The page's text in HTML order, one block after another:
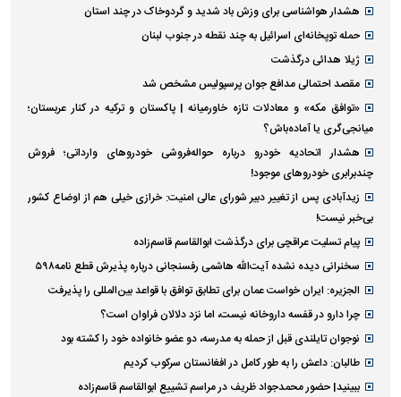
هشدار هواشناسی برای وزش باد شدید و گردوخاک در چند استان
حمله توپخانه‌ای اسرائیل به چند نقطه در جنوب لبنان
ژیلا هدائی درگذشت
مقصد احتمالی مدافع جوان پرسپولیس مشخص شد
«توافق مکه» و معادلات تازه خاورمیانه | پاکستان و ترکیه در کنار عربستان؛
میانجی‌گری یا آماده‌باش؟
هشدار اتحادیه خودرو درباره حواله‌فروشی خودروهای وارداتی‌؛ فروش
چندبرابری خودروهای موجود!
زیدآبادی پس از تغییر دبیر شورای عالی امنیت: خرازی خیلی هم از اوضاع کشور
بی‌خبر نیست!
پیام تسلیت عراقچی برای درگذشت ابوالقاسم قاسم‌زاده
سخنرانی دیده نشده آیت‌الله هاشمی رفسنجانی درباره پذیرش قطع نامه۵۹۸
الجزیره: ایران خواست عمان برای تطابق توافق با قواعد بین‌المللی را پذیرفت
چرا دارو در قفسه داروخانه نیست، اما نزد دلالان فراوان است؟
نوجوان تایلندی قبل از حمله به مدرسه، دو عضو خانواده خود را کشته بود
طالبان: داعش را به طور کامل در افغانستان سرکوب کردیم
ببینید| حضور محمدجواد ظریف در مراسم تشییع ابوالقاسم قاسم‌زاده